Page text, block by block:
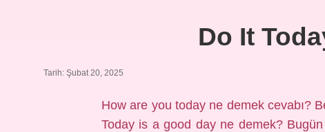
Do It
Tarih: Şubat 20, 2025
How are you today ne demek cevabı?
Today is a good day ne demek?